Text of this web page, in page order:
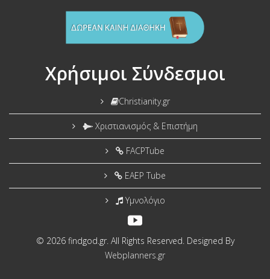
Χρήσιμοι Σύνδεσμοι
Christianity.gr
Χριστιανισμός & Επιστήμη
FACPTube
EAEP Tube
Υμνολόγιο
© 2026 findgod.gr. All Rights Reserved. Designed By
Webplanners.gr